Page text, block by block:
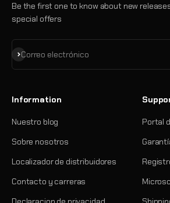
Be the first one to know about new
special offers
Correo electrónico
Suscribirse
Information
Nuestro blog
Sobre nosotros
Localizador de distribuidores
Contacto y carreras
Portal